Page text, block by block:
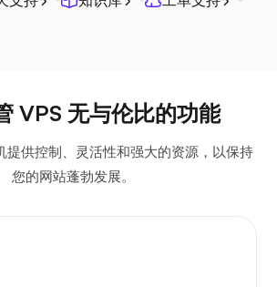
VPS 无与伦比的功能
提供控制、灵活性和强大的资源，以保持
您的网站蓬勃发展。